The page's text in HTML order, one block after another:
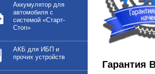
Аккумулятор для
автомобиля с
системой «Старт-
Стоп»
АКБ для ИБП и
прочих устройств
Гарантия